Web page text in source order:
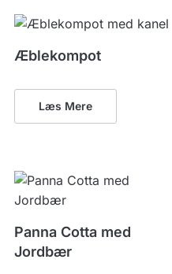
Æblekompot
Læs Mere
Panna Cotta med
Jordbær